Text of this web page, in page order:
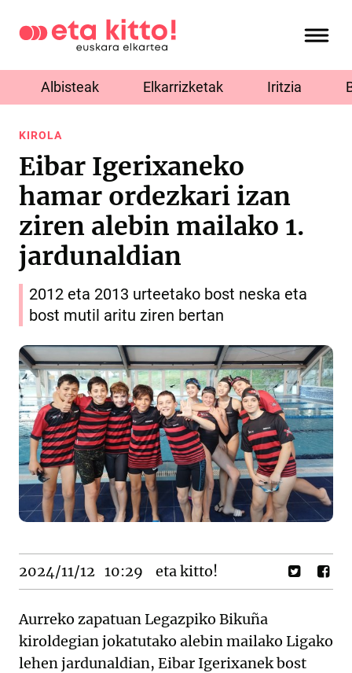
Albisteak Elkarrizketak Iritzia
KIROLA
Eibar Igerixaneko
hamar ordezkari izan
ziren alebin mailako 1.
jardunaldian
2012 eta 2013 urteetako bost neska eta
bost mutil aritu ziren bertan
2024/11/12 10:29 eta kitto!
Aurreko zapatuan Legazpiko Bikuña
kiroldegian jokatutako alebin mailako Ligako
lehen jardunaldian, Eibar Igerixanek bost